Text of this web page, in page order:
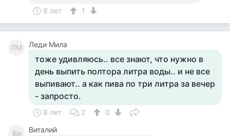
8 лет 1
ЛМ Леди Мила
тоже удивляюсь.. все знают, что нужно в
день выпить полтора литра воды.. и не все
выпивают.. а как пива по три литра за вечер
- запросто.
8 лет 2 0
Ви Виталий